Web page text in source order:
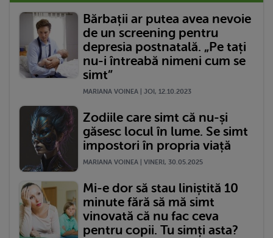
Bărbații ar putea avea nevoie
de un screening pentru
depresia postnatală. „Pe tați
nu-i întreabă nimeni cum se
simt”
MARIANA VOINEA | JOI, 12.10.2023
Zodiile care simt că nu-și
găsesc locul în lume. Se simt
impostori în propria viață
MARIANA VOINEA | VINERI, 30.05.2025
Mi-e dor să stau liniștită 10
minute fără să mă simt
vinovată că nu fac ceva
pentru copii. Tu simți asta?